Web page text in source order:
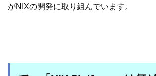
がNIXの開発に取り組んでいます。